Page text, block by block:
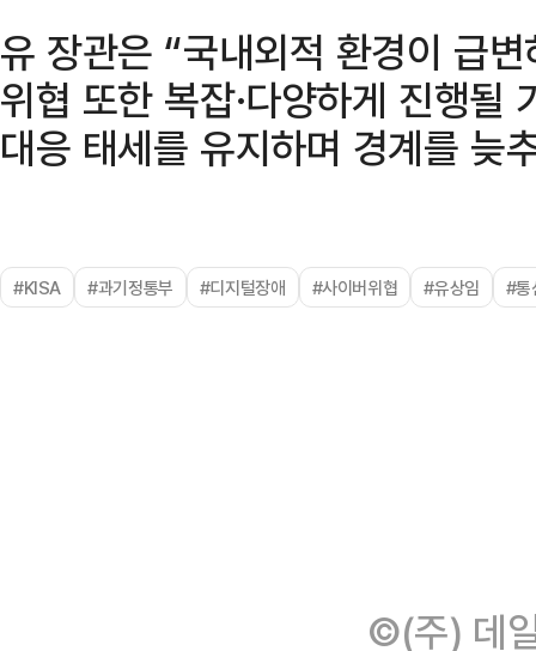
유 장관은 “국내외적 환경이 급
위협 또한 복잡·다양하게 진행될
대응 태세를 유지하며 경계를 늦
#KISA #과기정통부 #디지털장애 #사이버위협 #유상임 #통
©(주) 데